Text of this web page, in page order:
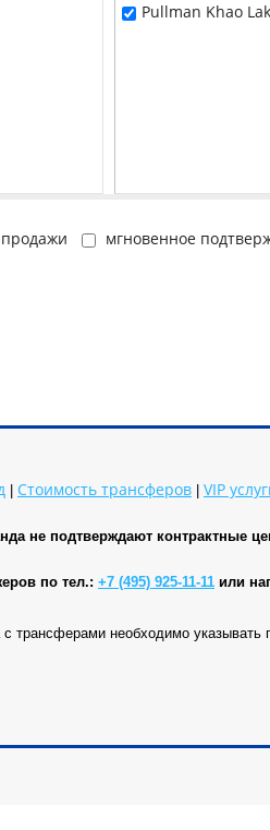
Pullman Khao
продажи мгновенное
Стоимость трансферов VIP
не подтверждают контрактные
по тел.: +7 (495) 925-11-11 или
с трансферами необходимо